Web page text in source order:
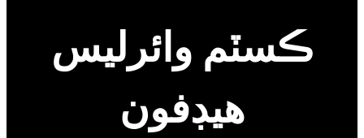
ڪسٽم وائرليس
هيڊفون